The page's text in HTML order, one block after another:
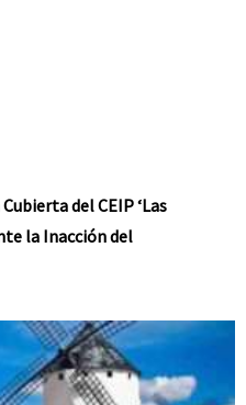
del CEIP ‘Las
la Inacción del